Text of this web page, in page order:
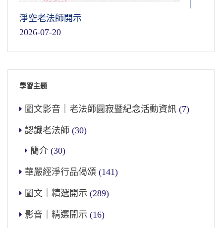
淨空老法師開示
2026-07-20
學習主題
圖文影音｜老法師圓寂暨紀念活動資訊 (7)
認識老法師 (30)
簡介 (30)
華嚴經淨行品偈頌 (141)
圖文｜精選開示 (289)
影音｜精選開示 (16)